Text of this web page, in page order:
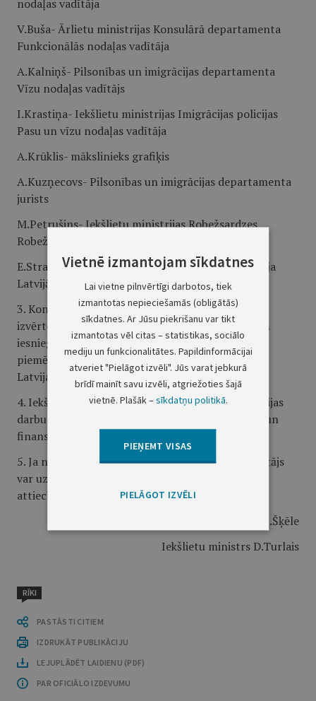
nodaļas vadītāja
V.Buša- Ārlietu ministrijas Konsulārā departamenta
Funkcionālās nodaļas vadītāja
A.Kalniņš- Pilsonības un imigrācijas departamenta
Vīzu nodaļas vadītājs
I.Krastiņa- Iekšlietu ministrijas Imigrācijas policijas
Pasu un vīzu nodaļas vadītāja
A.Krūklis- mākslinieks grafiķis
A.Kuzņecovs- Pilsonības un imigrācijas departamenta
jurists
M.Petrušins- Iekšlietu ministrijas Robežsardzes
Robežkontroles nodaļas priekšnieks
E.Strautmanis- Interpola nacionālā centrālā biroja
Latvijā inspektors
3. Konkursa komisijai organizēt konkursa norisi,
izvērtēt piedāvājumus un līdz 1997.gada 1.aprīlim
iesniegt Ministru prezidentam priekšlikumus par
piemērotāko konkursa dalībnieku jauna parauga
Latvijas Republikas vīzu ielīmju izgatavošanai.
4. Iekšlietu ministrijai nodrošināt konkursa komisijas
darbu ar nepieciešamajiem materiāltehniskajiem un
finansu līdzekļiem.
5. Ja nepieciešams, konkursa komisijas priekšsēdētājs
var uzaicināt piedalīties konkursa komisijas darbā
attiecīgus ekspertus.
Ministru prezidents A.Šķēle
Iekšlietu ministrs D.Turlais
RĪKI
PASTĀSTI CITIEM
IZDRUKĀT PUBLIKĀCIJU
LEJUPLĀDĒT LAIDIENU (PDF)
PAR OFICIĀLO IZDEVUMU
Vietnē izmantojam sīkdatnes
Lai vietne pilnvērtīgi darbotos, tiek
izmantotas nepieciešamās (obligātās)
sīkdatnes. Ar Jūsu piekrišanu var tikt
izmantotas vēl citas – statistikas, sociālo
mediju un funkcionalitātes. Papildinformācijai
atveriet "Pielāgot izvēli". Jūs varat jebkurā
brīdī mainīt savu izvēli, atgriežoties šajā
vietnē. Plašāk –sīkdatņu politikā.
PIEŅEMT VISAS
PIELĀGOT IZVĒLI